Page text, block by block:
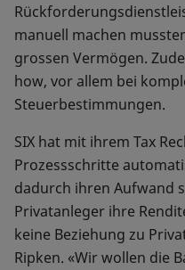
manuell machen
grossen Vermögen.
how, vor allem bei
Steuerbestimmungen.
SIX hat mit ihrem Tax
Prozessschritte
dadurch ihren Aufwand
Privatanleger ihre
keine Beziehung zu
Ripken. «Wir wollen die